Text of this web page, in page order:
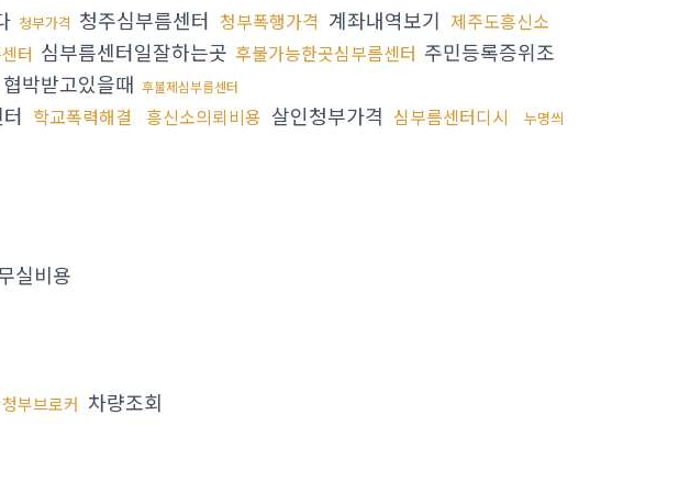
청부가격 청주심부름센터 청부폭행가격 계좌내역보기 제주도흥신소
터 심부름센터일잘하는곳 후불가능한곳심부름센터 주민등록증위조
협박받고있을때 후불제심부름센터
학교폭력해결 흥신소의뢰비용 살인청부가격 심부름센터디시
누명씌
실비용
청부브로커 차량조회